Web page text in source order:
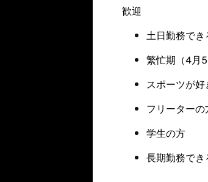
歓迎
土日勤務でき
繁忙期（4月
スポーツが
フリーターの
学生の方
長期勤務でき